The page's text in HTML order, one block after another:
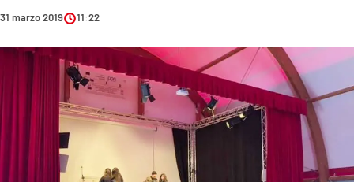
SANITÀ
AMBIENTE
SOCIETÀ
CULTURA
ECONOMIA E LAVORO
31 marzo 2019 11:22